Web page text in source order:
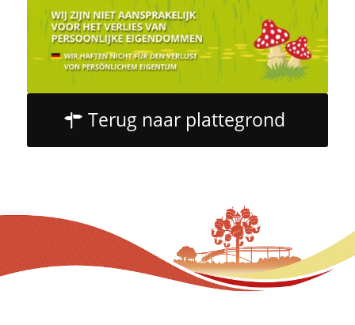
Terug naar plattegrond